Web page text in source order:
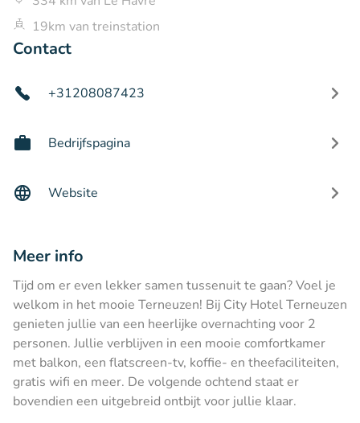
19km van treinstation
Contact
+31208087423
Bedrijfspagina
Website
Meer info
Tijd om er even lekker samen tussenuit te gaan? Voel je
welkom in het mooie Terneuzen! Bij City Hotel Terneuzen
genieten jullie van een heerlijke overnachting voor 2
personen. Jullie verblijven in een mooie comfortkamer
met balkon, een flatscreen-tv, koffie- en theefaciliteiten,
gratis wifi en meer. De volgende ochtend staat er
bovendien een uitgebreid ontbijt voor jullie klaar.